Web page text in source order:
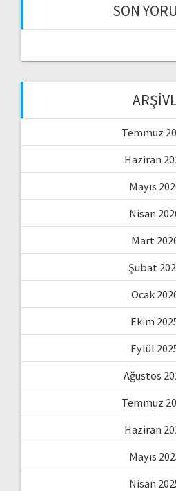
SON
Temmuz
Haziran
Mayıs
Nisan
Mart
Şubat
Ocak
Ekim
Eylül
Ağustos
Temmuz
Haziran
Mayıs
Nisan